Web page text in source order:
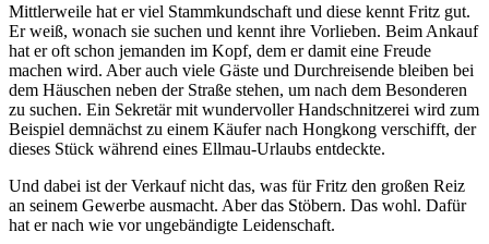
Mittlerweile hat er viel Stammkundschaft und diese kennt Fritz gut.
Er weiß, wonach sie suchen und kennt ihre Vorlieben. Beim Ankauf
hat er oft schon jemanden im Kopf, dem er damit eine Freude
machen wird. Aber auch viele Gäste und Durchreisende bleiben bei
dem Häuschen neben der Straße stehen, um nach dem Besonderen
zu suchen. Ein Sekretär mit wundervoller Handschnitzerei wird zum
Beispiel demnächst zu einem Käufer nach Hongkong verschifft, der
dieses Stück während eines Ellmau-Urlaubs entdeckte.
Und dabei ist der Verkauf nicht das, was für Fritz den großen Reiz
an seinem Gewerbe ausmacht. Aber das Stöbern. Das wohl. Dafür
hat er nach wie vor ungebändigte Leidenschaft.